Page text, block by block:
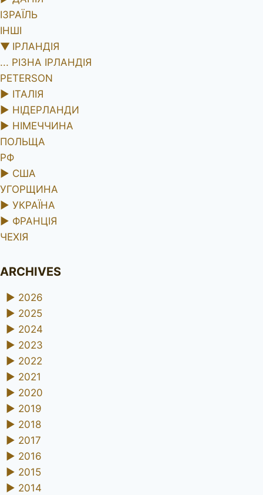
ІЗРАЇЛЬ
ІНШІ
▼ ІРЛАНДІЯ
... РІЗНА ІРЛАНДІЯ
PETERSON
► ІТАЛІЯ
► НІДЕРЛАНДИ
► НІМЕЧЧИНА
ПОЛЬЩА
РФ
► США
УГОРЩИНА
► УКРАЇНА
► ФРАНЦІЯ
ЧЕХІЯ
ARCHIVES
► 2026
► 2025
► 2024
► 2023
► 2022
► 2021
► 2020
► 2019
► 2018
► 2017
► 2016
► 2015
► 2014